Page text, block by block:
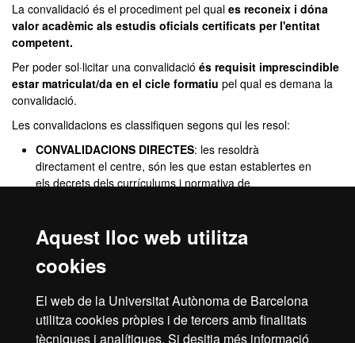
Aquest lloc web utilitza
cookies
El web de la Universitat Autònoma de Barcelona
utilitza cookies pròpies i de tercers amb finalitats
tècniques i analítiques. Si desitja més informació
La convalidació és el procediment pel qual es reconeix i dóna
valor acadèmic als estudis oficials certificats per l'entitat
competent.
Per poder sol·licitar una convalidació és requisit imprescindible
estar matriculat/da en el cicle formatiu pel qual es demana la
convalidació.
Les convalidacions es classifiquen segons qui les resol:
CONVALIDACIONS DIRECTES: les resoldrà
directament el centre, són les que estan establertes en
els decrets dels currículums i normativa de
convalidacions que no pot resoldre directament el
centre, i les resol la Direcció General de Formació
Professional Inicial i Ensenyaments de Règim Especial
Per a més informació sobre les convalidacions fes clic en aquest
enllaç.